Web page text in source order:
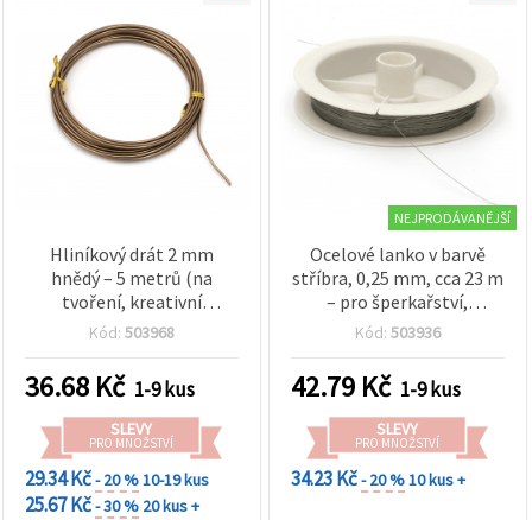
Hliníkový drát 2 mm
hnědý – 5 metrů (na
tvoření, kreativní
potřeby)
Kód: 503968
36.68 Kč 1-9 kus
SLEVY
PRO MNOŽSTVÍ
29.34 Kč- 20 %10-19 kus
25.67 Kč- 30 % 20 kus +
NEJPRODÁVANĚJŠÍ
Ocelové lanko v barvě
stříbra, 0,25 mm, cca 23 m
– pro šperkařství,
korálkování a DIY
Kód: 503936
42.79 Kč 1-9 kus
SLEVY
PRO MNOŽSTVÍ
34.23 Kč- 20 %10 kus +